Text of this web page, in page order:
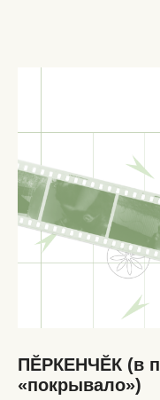
ПӖРКЕНЧӖК (в
«покрывало»)